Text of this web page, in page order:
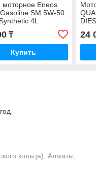
Eneos
SM 5W-50
4L
₸
Купить
24
кольца), Алматы,